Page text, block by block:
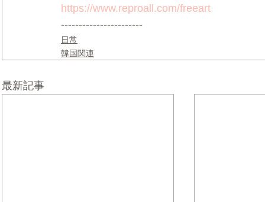
https://www.reproall.com/freeart
-----------------------
日常
韓国関連
最新記事